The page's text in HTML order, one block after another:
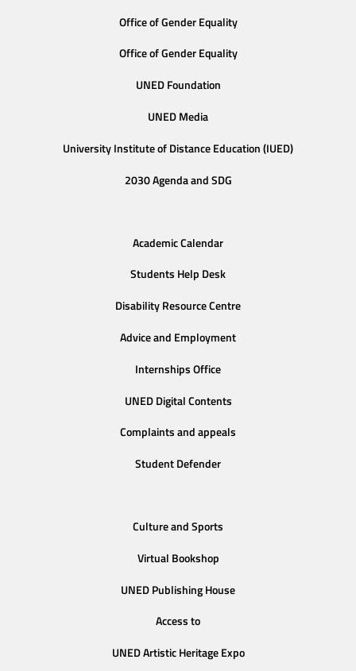
Office of Gender Equality
Office of Gender Equality
UNED Foundation
UNED Media
University Institute of Distance Education (IUED)
2030 Agenda and SDG
Academic Calendar
Students Help Desk
Disability Resource Centre
Advice and Employment
Internships Office
UNED Digital Contents
Complaints and appeals
Student Defender
Culture and Sports
Virtual Bookshop
UNED Publishing House
Access to
UNED Artistic Heritage Expo